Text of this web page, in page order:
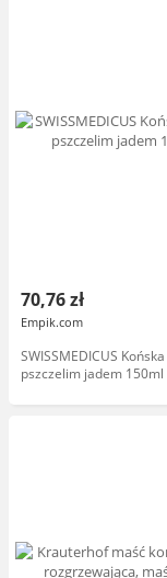
70,76 zł
Empik.com
SWISSMEDICUS
pszczelim jadem 150ml